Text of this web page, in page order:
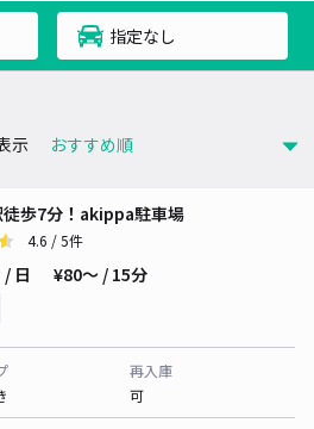
指定なし
示
徒歩7分！akippa駐車場
4.6 / 5件
/ 日 ¥80〜 / 15分
再入庫
可